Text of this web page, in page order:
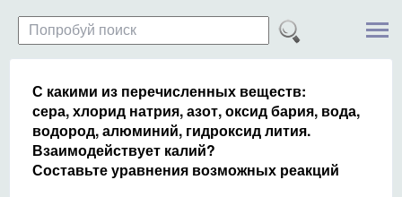
С какими из перечисленных веществ:
сера, хлорид натрия, азот, оксид бария, вода,
водород, алюминий, гидроксид лития.
Взаимодействует калий?
Составьте уравнения возможных реакций